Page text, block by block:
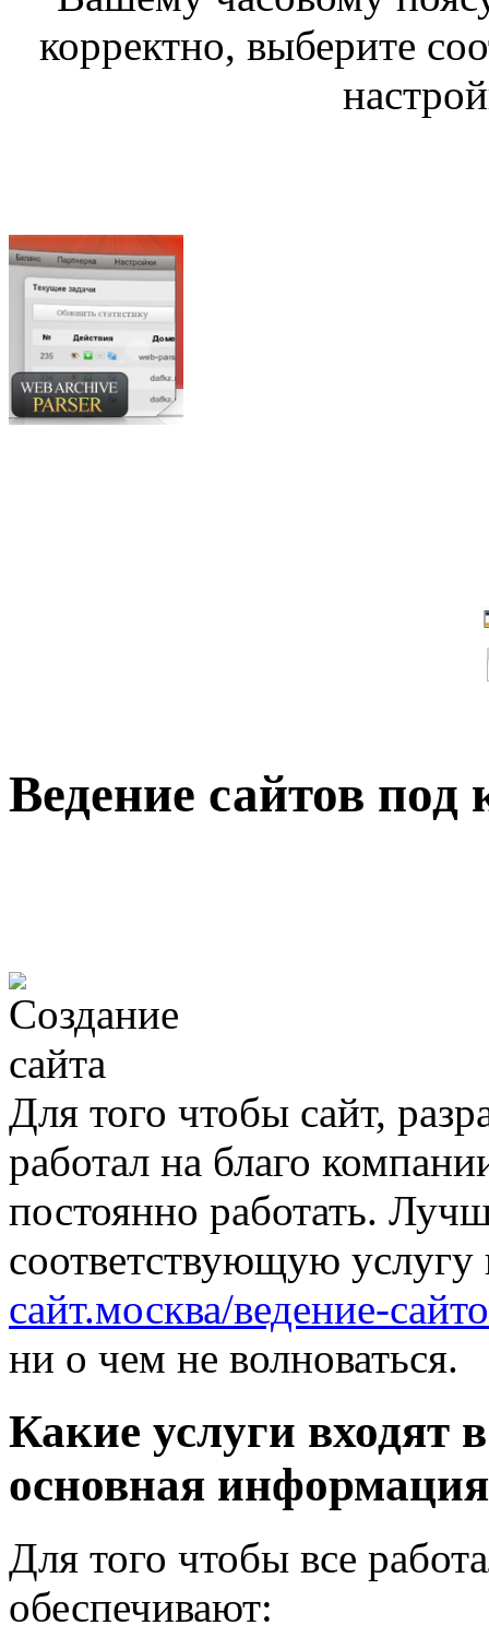
корректно, выберите
Ведение сайтов под
Для того чтобы сайт,
работал на благо
постоянно работать.
соответствующую
сайт.москва/ведение-
ни о чем не волноваться.
Какие услуги входят
основная
Для того чтобы все
обеспечивают: